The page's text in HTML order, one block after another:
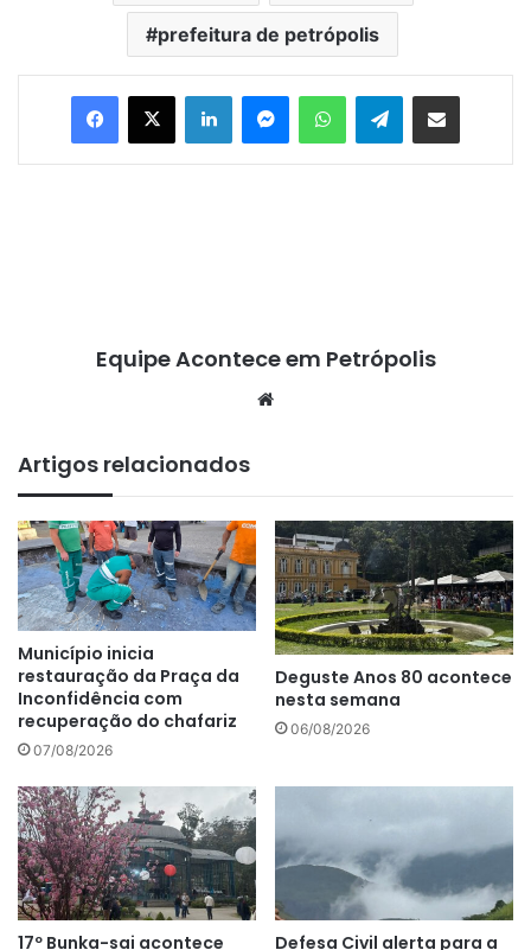
prefeitura de petrópolis
Telegram
Equipe Acontece em Petrópolis
Artigos relacionados
Município inicia
restauração da Praça da
Inconfidência com
recuperação do chafariz
07/08/2026
Deguste Anos 80 acontece
nesta semana
06/08/2026
17º Bunka-sai acontece Defesa Civil alerta para a